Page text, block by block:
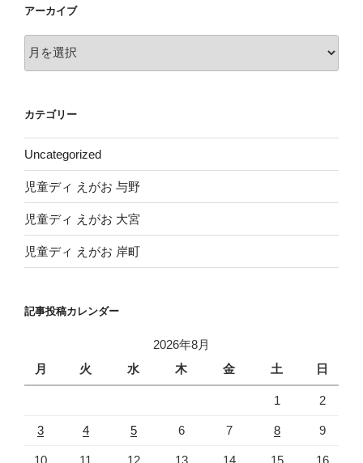
アーカイブ
ー
ブ
カテゴリー
Uncategorized
児童ディ えがお 与野
児童ディ えがお 大宮
児童ディ えがお 岸町
記事投稿カレンダー
2026年8月
月
火 水 木 金 土 日
1 2
3 4 5 6 7 8 9
10 11 12 13 14 15 16